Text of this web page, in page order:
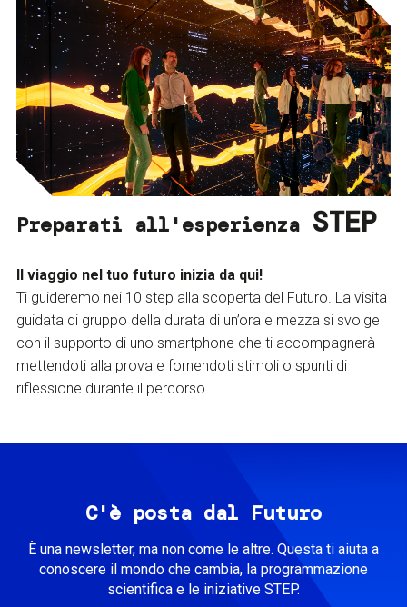
Preparati all'esperienza STEP
Il viaggio nel tuo futuro inizia da qui!
Ti guideremo nei 10 step alla scoperta del Futuro. La visita
guidata di gruppo della durata di un’ora e mezza si svolge
con il supporto di uno smartphone che ti accompagnerà
mettendoti alla prova e fornendoti stimoli o spunti di
riflessione durante il percorso.
C'è posta dal Futuro
È una newsletter, ma non come le altre. Questa ti aiuta a
conoscere il mondo che cambia, la programmazione
scientifica e le iniziative STEP.